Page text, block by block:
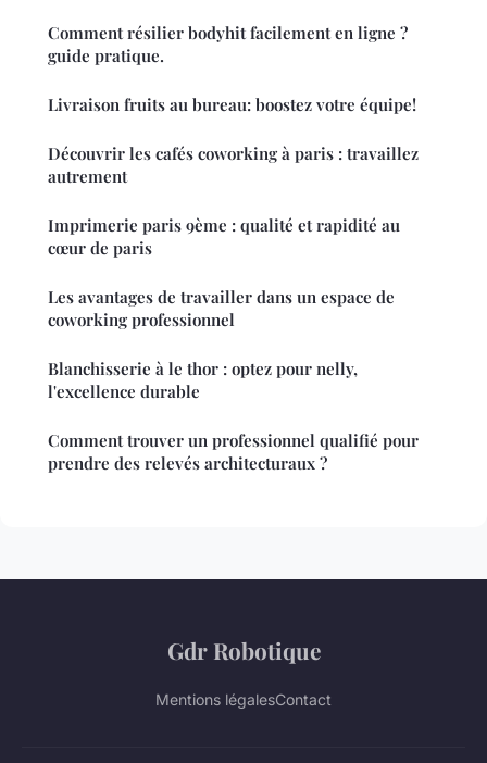
Comment résilier bodyhit facilement en ligne ?
guide pratique.
Livraison fruits au bureau: boostez votre équipe!
Découvrir les cafés coworking à paris : travaillez
autrement
Imprimerie paris 9ème : qualité et rapidité au
cœur de paris
Les avantages de travailler dans un espace de
coworking professionnel
Blanchisserie à le thor : optez pour nelly,
l'excellence durable
Comment trouver un professionnel qualifié pour
prendre des relevés architecturaux ?
Gdr Robotique
Mentions légalesContact